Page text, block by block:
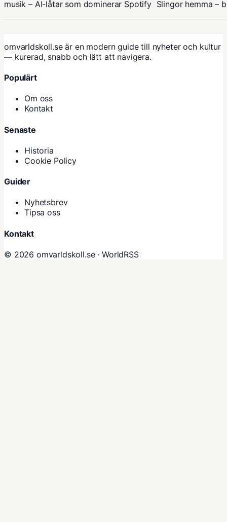
musik – AI-låtar som dominerar Spotify Slingor hemma –
omvarldskoll.se är en modern guide till nyheter och kultur
— kurerad, snabb och lätt att navigera.
Populärt
Om oss
Kontakt
Senaste
Historia
Cookie Policy
Guider
Nyhetsbrev
Tipsa oss
Kontakt
© 2026 omvarldskoll.se · WorldRSS